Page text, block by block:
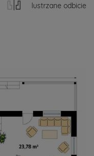
lustrzane odbicie